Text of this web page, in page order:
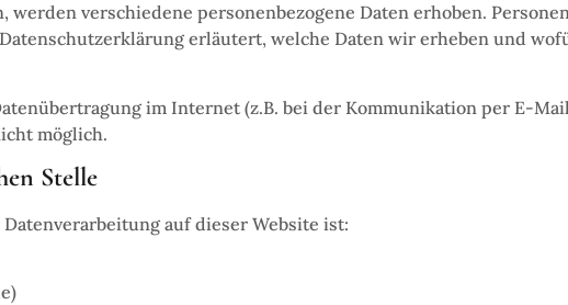
werden verschiedene personenbezogene Daten erhoben.
erläutert, welche Daten wir erheben und
im Internet (z.B. bei der Kommunikation per E-
möglich.
Stelle
auf dieser Website ist: